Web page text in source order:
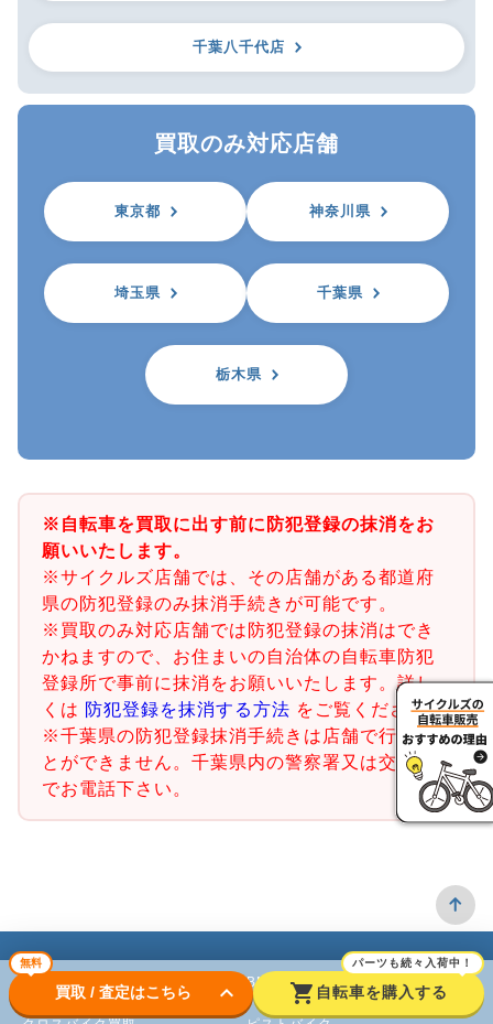
千葉八千代店
買取のみ対応店舗
東京都 神奈川県
埼玉県 千葉県
栃木県
※自転車を買取に出す前に防犯登録の抹消をお
願いいたします。
※サイクルズ店舗では、その店舗がある都道府
県の防犯登録のみ抹消手続きが可能です。
※買取のみ対応店舗では防犯登録の抹消はでき
かねますので、お住まいの自治体の自転車防犯
登録所で事前に抹消をお願いいたします。詳し
くは 防犯登録を抹消する方法 をご覧ください。
※千葉県の防犯登録抹消手続きは店舗で行うこ
とができません。千葉県内の警察署又は交番ま
でお電話下さい。
無料
買取 / 査定はこちら keyboard_arrow_down shopping_cart
パーツも続々入荷中！
自転車を購入する
ロードバイク BMX